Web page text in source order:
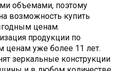
объемами, поэтому
возможность купить
ценам.
продукции по
уже более 11 лет.
зеркальные конструкции